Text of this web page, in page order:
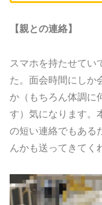
【親との連絡】
スマホを持たせてい
た。面会時間にしか
か（もちろん体調に
す）気になります。
の短い連絡でもある
んかも送ってきて